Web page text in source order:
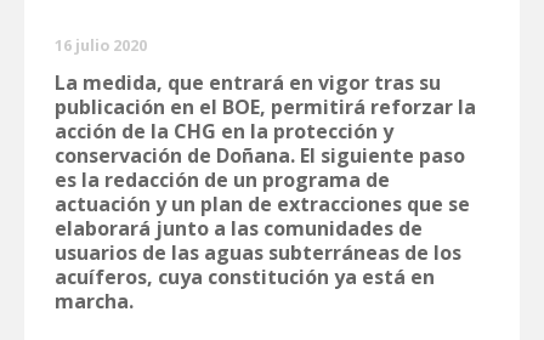
16 julio 2020
La medida, que entrará en vigor tras su
publicación en el BOE, permitirá reforzar la
acción de la CHG en la protección y
conservación de Doñana. El siguiente paso
es la redacción de un programa de
actuación y un plan de extracciones que se
elaborará junto a las comunidades de
usuarios de las aguas subterráneas de los
acuíferos, cuya constitución ya está en
marcha.